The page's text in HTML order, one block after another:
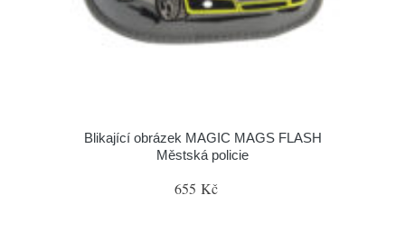
Blikající obrázek MAGIC MAGS FLASH
Městská policie
655 Kč